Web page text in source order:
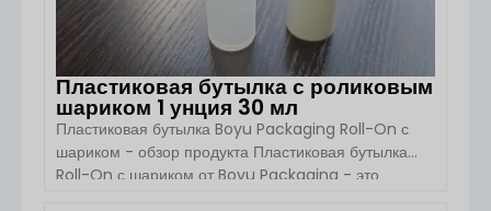
Пластиковая бутылка с роликовым
шариком 1 унция 30 мл
Пластиковая бутылка Boyu Packaging Roll-On с
шариком - обзор продукта Пластиковая бутылка
Roll-On с шариком от Boyu Packaging - это